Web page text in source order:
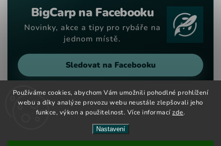
Používáme cookies, abychom Vám umožnili pohodlné prohlížení
webu a díky analýze provozu webu neustále zlepšovali jeho
funkce, výkon a použitelnost. Více informacízde.
Nastavení
Nové kouřové dipy maďarské značky CCT Master nově na
BigCarp na Facebooku
Novinky, akce a tipy pro rybáře na
jednom místě.
Sledovat na Facebooku
Copyright 2026Big Carp. Všechna práva vyhrazena.
VytvořilShoptet| Design